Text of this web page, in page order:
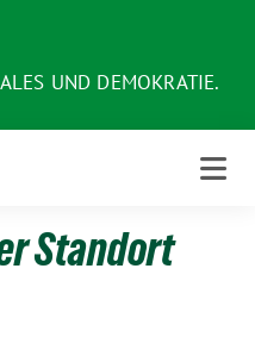
UND DEMOKRATIE.
Standort